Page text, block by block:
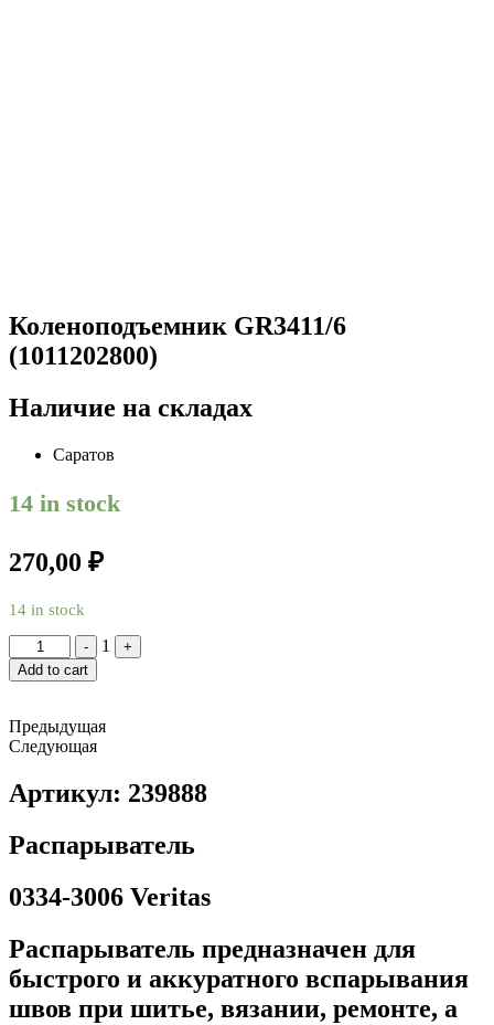
Коленоподъемник GR3411/6
(1011202800)
Наличие на складах
Саратов
14 in stock
270,00 ₽
14 in stock
Quantity
- 1
+
Add to cart
Предыдущая
Следующая
Артикул: 239888
Распарыватель
0334-3006 Veritas
Распарыватель предназначен для
быстрого и аккуратного вспарывания
швов при шитье, вязании, ремонте, а